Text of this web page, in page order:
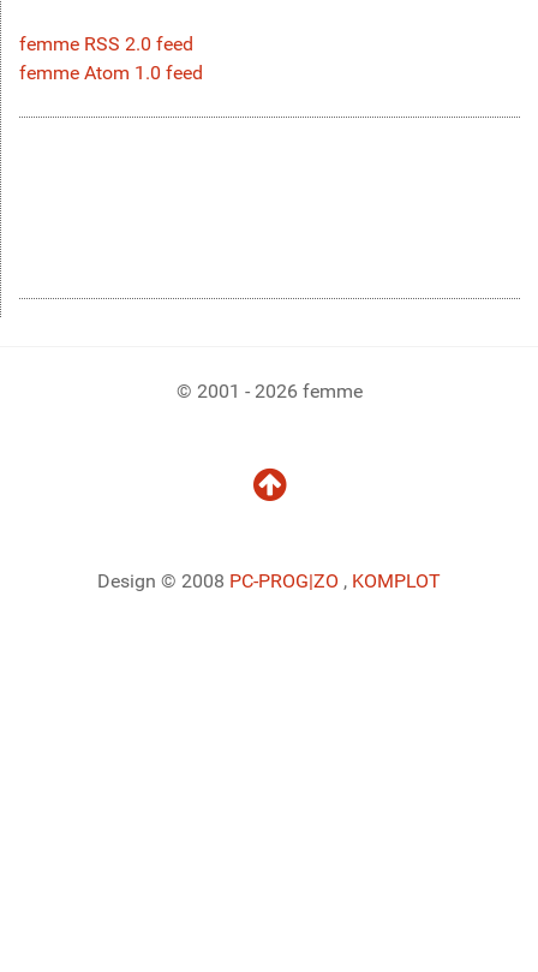
femme RSS 2.0 feed
femme Atom 1.0 feed
© 2001 - 2026 femme
Design © 2008 PC-PROG|ZO , KOMPLOT